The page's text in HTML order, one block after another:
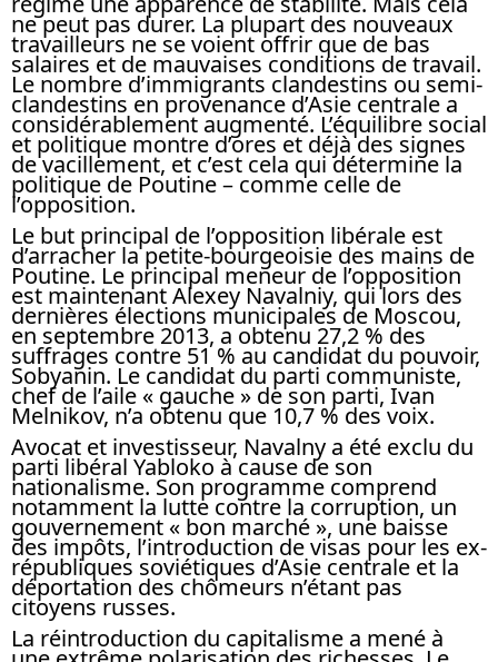
ne peut pas durer. La plupart des nouveaux
travailleurs ne se voient offrir que de bas
salaires et de mauvaises conditions de travail.
Le nombre d’immigrants clandestins ou semi-
clandestins en provenance d’Asie centrale a
considérablement augmenté. L’équilibre social
et politique montre d’ores et déjà des signes
de vacillement, et c’est cela qui détermine la
politique de Poutine – comme celle de
l’opposition.
Le but principal de l’opposition libérale est
d’arracher la petite-bourgeoisie des mains de
Poutine. Le principal meneur de l’opposition
est maintenant Alexey Navalniy, qui lors des
dernières élections municipales de Moscou,
en septembre 2013, a obtenu 27,2 % des
suffrages contre 51 % au candidat du pouvoir,
Sobyanin. Le candidat du parti communiste,
chef de l’aile « gauche » de son parti, Ivan
Melnikov, n’a obtenu que 10,7 % des voix.
Avocat et investisseur, Navalny a été exclu du
parti libéral Yabloko à cause de son
nationalisme. Son programme comprend
notamment la lutte contre la corruption, un
gouvernement « bon marché », une baisse
des impôts, l’introduction de visas pour les ex-
républiques soviétiques d’Asie centrale et la
déportation des chômeurs n’étant pas
citoyens russes.
La réintroduction du capitalisme a mené à